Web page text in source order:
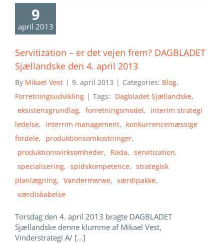
9
april 2013
Servitization – er det vejen frem? DAGBLADET
Sjællandske den 4. april 2013
By Mikael Vest | 9. april 2013 | Categories: Blog,
Forretningsudvikling | Tags: Dagbladet Sjællandske,
eksistensgrundlag, forretningsmodel, interim strategi
ledelse, interrim management, konkurrencemæssige
fordele, produktionsomkostninger,
produktionsvirksomheder, Rada, servitization,
specialisering, spidskompetence, strategisk
planlægning, Vandermerwe, værdipakke,
værdiskabelse
Torsdag den 4. april 2013 bragte DAGBLADET
Sjællandske denne klumme af Mikael Vest,
Vinderstrategi A/ [...]